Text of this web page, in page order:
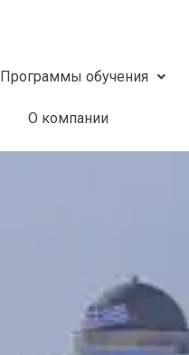
Программы обучения
О компании